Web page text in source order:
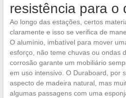
resistência para o
Ao longo das estações, certos
claramente e isso se verifica de
O alumínio, imbatível para mover
esforço, não teme chuvas ou ondas
corrosão garante um mobiliário
em uso intensivo. O Duraboard, por
aspecto de madeira natural, mas
algumas passagens com uma